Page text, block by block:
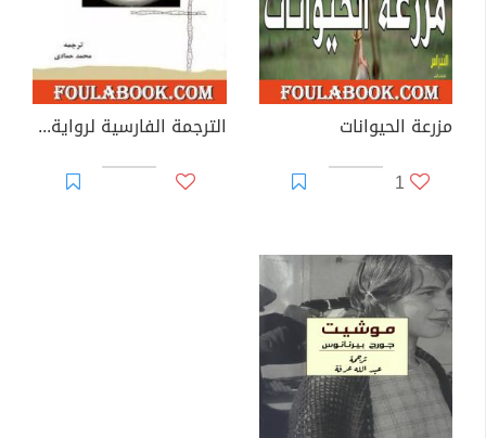
مزرعة الحيوانات
1
الترجمة الفارسية لرواية تجليات شهرزاد - تجلى هاى شهرزاد